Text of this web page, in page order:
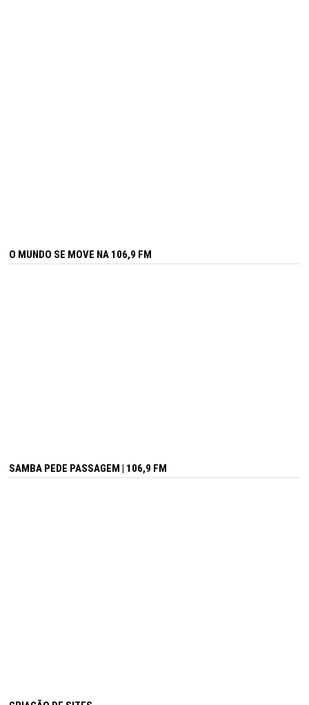
O MUNDO SE MOVE NA 106,9 FM
SAMBA PEDE PASSAGEM | 106,9 FM